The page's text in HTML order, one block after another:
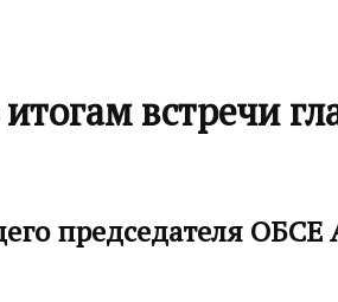
встречи
председателя